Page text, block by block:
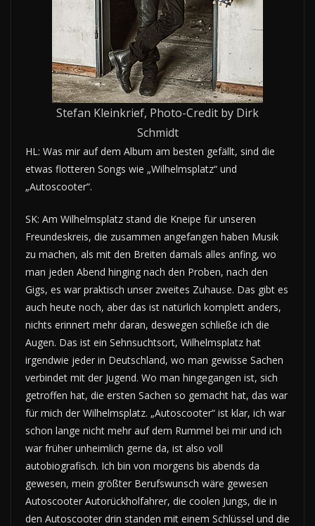
Stefan Kleinkrief, Photo-Credit by Dirk
Schmidt
HL: Was mir auf dem Album am besten gefällt, sind die
etwas flotteren Songs wie „Wilhelmsplatz“ und
„Autoscooter“.
SK: Am Wilhelmsplatz stand die Kneipe für unseren
Freundeskreis, die zusammen angefangen haben Musik
zu machen, als mit den Breiten damals alles anfing, wo
man jeden Abend hinging nach den Proben, nach den
Gigs, es war praktisch unser zweites Zuhause. Das gibt es
auch heute noch, aber das ist natürlich komplett anders,
nichts erinnert mehr daran, deswegen schließe ich die
Augen. Das ist ein Sehnsuchtsort, Wilhelmsplatz hat
irgendwie jeder in Deutschland, wo man gewisse Sachen
verbindet mit der Jugend. Wo man hingegangen ist, sich
getroffen hat, die ersten Sachen so gemacht hat, das war
für mich der Wilhelmsplatz. „Autoscooter“ ist klar, ich war
schon lange nicht mehr auf dem Rummel bei mir und ich
war früher unheimlich gerne da, ist also voll
autobiografisch. Ich bin von morgens bis abends da
gewesen, mein größter Berufswunsch wäre gewesen
Autoscooter Autorückholfahrer, die coolen Jungs, die in
den Autoscooter drin standen mit einem Schlüssel und die